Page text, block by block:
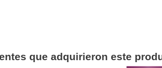
que adquirieron este